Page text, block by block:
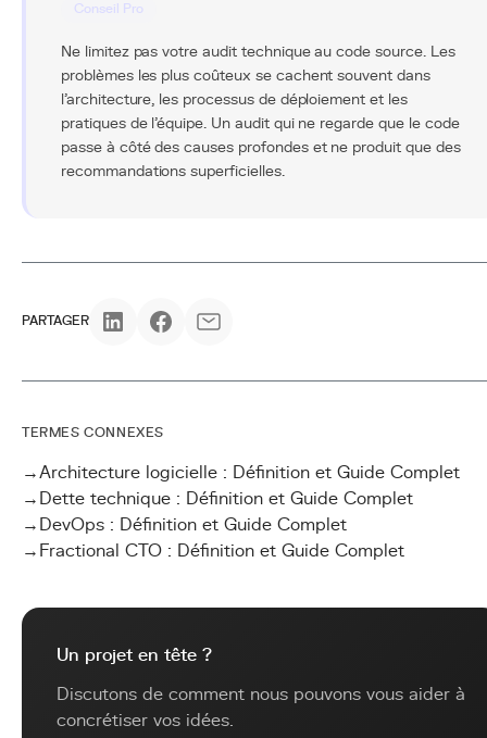
Conseil Pro
Ne limitez pas votre audit technique au code source. Les
problèmes les plus coûteux se cachent souvent dans
l'architecture, les processus de déploiement et les
pratiques de l'équipe. Un audit qui ne regarde que le code
passe à côté des causes profondes et ne produit que des
recommandations superficielles.
PARTAGER
TERMES CONNEXES
→Architecture logicielle : Définition et Guide Complet
→ Dette technique : Définition et Guide Complet
→ DevOps : Définition et Guide Complet
→ Fractional CTO : Définition et Guide Complet
Un projet en tête ?
Discutons de comment nous pouvons vous aider à
concrétiser vos idées.